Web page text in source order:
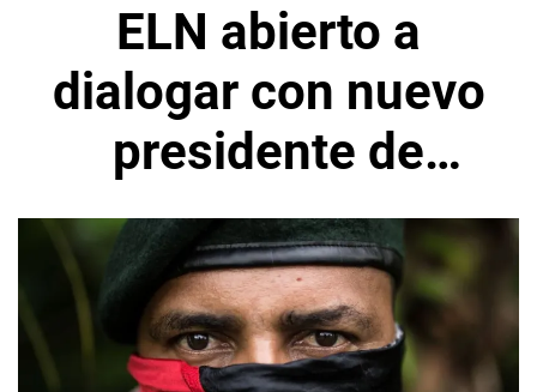
ELN abierto a
dialogar con nuevo
presidente de
Colombia